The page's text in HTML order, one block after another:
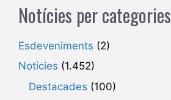
Notícies per categories
Esdeveniments (2)
Noticies (1.452)
Destacades (100)